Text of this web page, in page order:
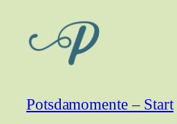
Potsdamomente – Start